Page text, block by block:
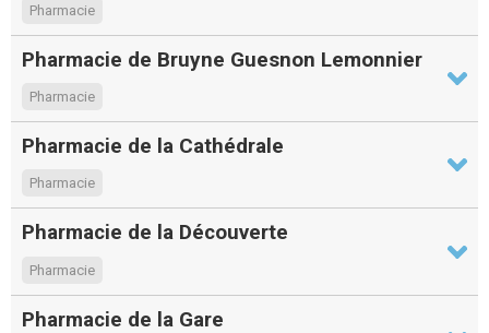
Pharmacie
Pharmacie de Bruyne Guesnon Lemonnier
Pharmacie
Pharmacie de la Cathédrale
Pharmacie
Pharmacie de la Découverte
Pharmacie
Pharmacie de la Gare